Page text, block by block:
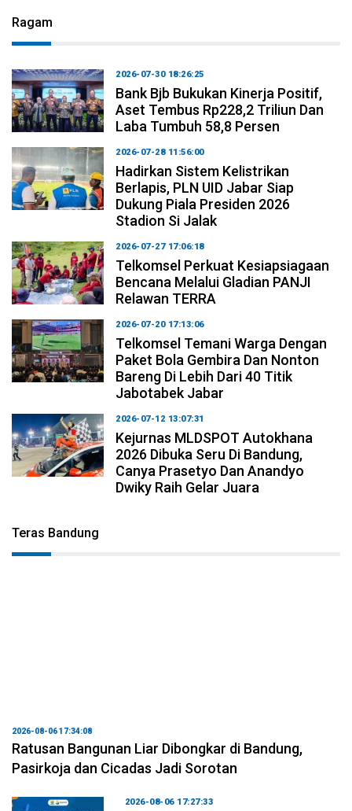
Ragam
2026-07-30 18:26:25
Bank Bjb Bukukan Kinerja Positif,
Aset Tembus Rp228,2 Triliun Dan
Laba Tumbuh 58,8 Persen
2026-07-28 11:56:00
Hadirkan Sistem Kelistrikan
Berlapis, PLN UID Jabar Siap
Dukung Piala Presiden 2026
Stadion Si Jalak
2026-07-27 17:06:18
Telkomsel Perkuat Kesiapsiagaan
Bencana Melalui Gladian PANJI
Relawan TERRA
2026-07-20 17:13:06
Telkomsel Temani Warga Dengan
Paket Bola Gembira Dan Nonton
Bareng Di Lebih Dari 40 Titik
Jabotabek Jabar
2026-07-12 13:07:31
Kejurnas MLDSPOT Autokhana
2026 Dibuka Seru Di Bandung,
Canya Prasetyo Dan Anandyo
Dwiky Raih Gelar Juara
Teras Bandung
2026-08-06 17:34:08
Ratusan Bangunan Liar Dibongkar di Bandung,
Pasirkoja dan Cicadas Jadi Sorotan
2026-08-06 17:27:33